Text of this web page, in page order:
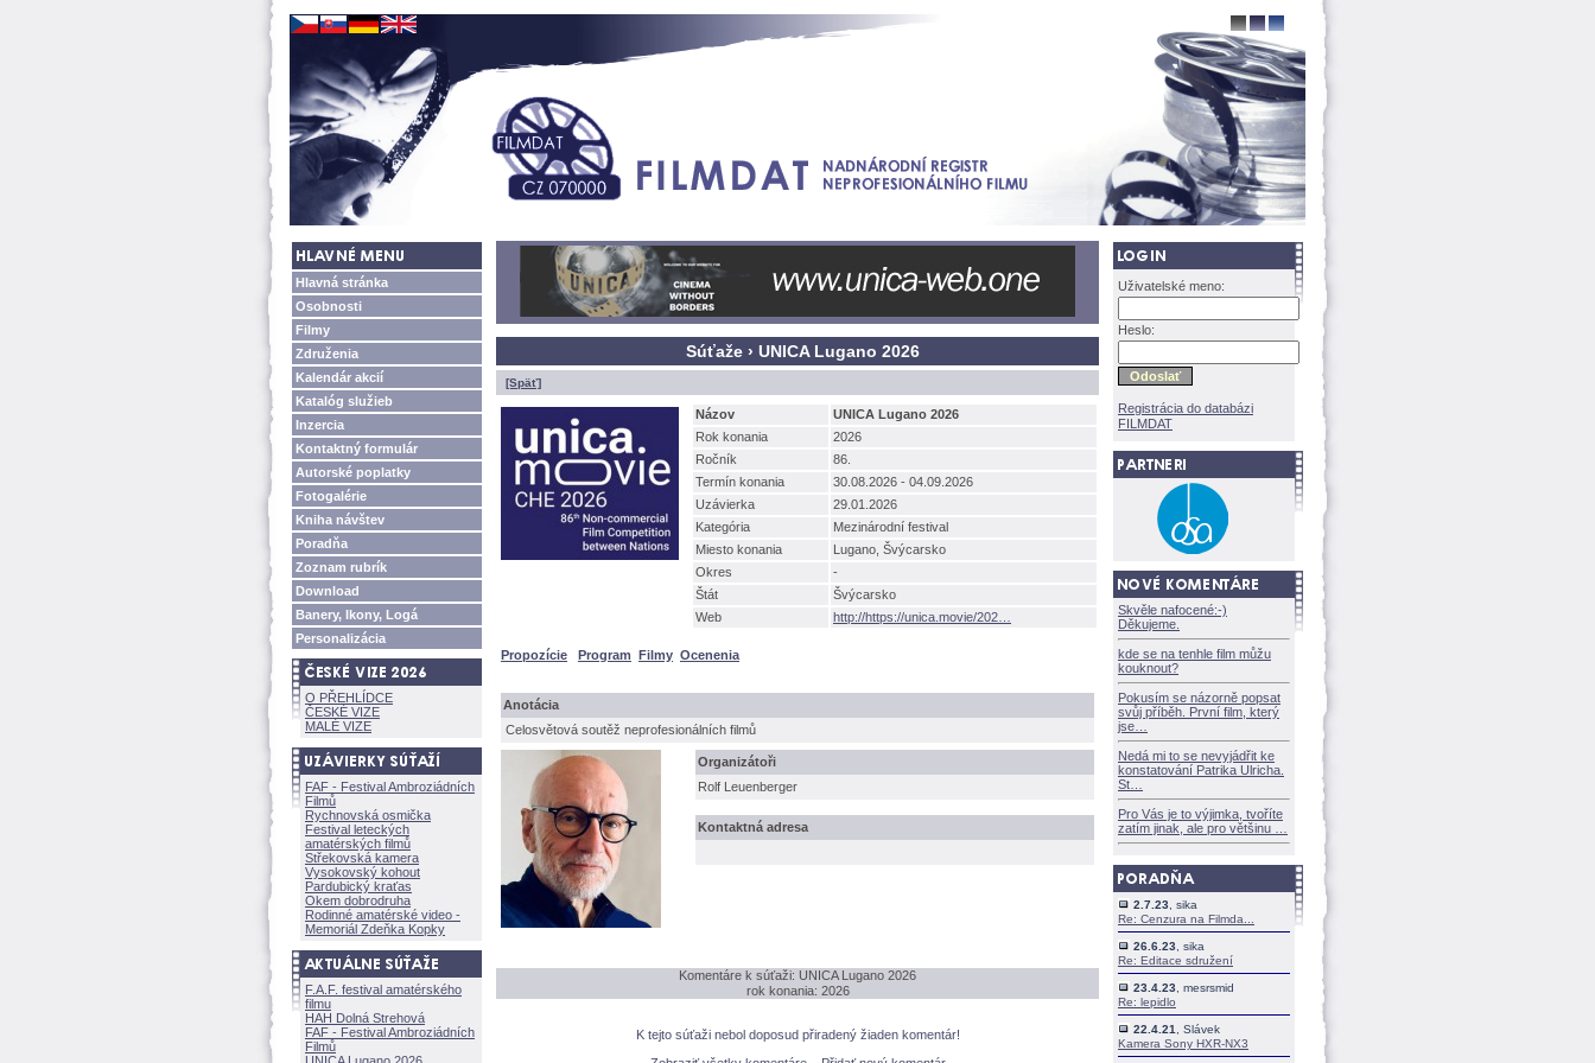
Hlavná stránka
Osobnosti
Filmy
Združenia
Kalendár akcií
Katalóg služieb
Inzercia
Kontaktný formulár
Autorské poplatky
Fotogalérie
Kniha návštev
Poradňa
Zoznam rubrík
Download
Banery, Ikony, Log
Personalizácia
O PŘEHLÍDCE
ČESKÉ VIZE
MALÉ VIZE
FAF - Festival Ambroziádních
Filmů
Rychnovská osmička
Festival leteckých
amatérských filmů
Střekovská kamera
Vysokovský kohout
Pardubický kraťas
Okem dobrodruha
Rodinné amatérské video -
Memoriál Zdeňka Kopky
F.A.F. festival amatérského
filmu
HAH Dolná Strehov
FAF - Festival Ambroziádních
Filmů
Súťaže › UNICA Lugano 2026
[Späť]
Názov
UNICA Lugano 2026
Rok konania
2026
Ročník
86.
Termín konania
30.08.2026 - 04.09.2026
Uzávierka
29.01.2026
Kategória
Mezinárodní festival
Miesto konania
Lugano, Švýcarsko
Okres
-
tát
výcarsko
Web
http://https://unica.movie/202
Propozície Program Filmy Ocenenia
Anotácia
Celosvětová soutěž neprofesionálních filmů
Organizátoři
Rolf Leuenberger
Kontaktná adresa
Komentáre k súťaži: UNICA Lugano 2026
rok konania: 2026
K tejto súťaži nebol doposud přiradený žiaden komentár!
Uživatelské meno:
Heslo:
Registrácia do databázi
FILMDAT
Skvěle nafocené:-)
Děkujeme.
kde se na tenhle film můžu
kouknout?
Pokusím se názorně popsat
svůj příběh. První film, který
jse
Nedá mi to se nevyjádřit ke
konstatování Patrika Ulricha.
St
Pro Vás je to výjimka, tvoříte
zatím jinak, ale pro většinu
2.7.23 , sika
Re: Cenzura na Filmda...
26.6.23 , sika
Re: Editace sdružení
23.4.23 , mesrsmid
Re: lepidlo
22.4.21
, Slávek
Kamera Sony HXR-NX3